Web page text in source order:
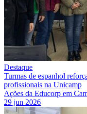
Destaque
Turmas de espanhol
profissionais na Unicamp
Ações da Educorp em
29 jun 2026